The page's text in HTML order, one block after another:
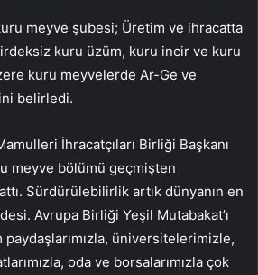
meyve şubesi; Üretim ve ihracatta
kuru üzüm, kuru incir ve kuru
kuru meyvelerde Ar-Ge ve
belirledi.
İhracatçıları Birliği Başkanı
meyve bölümü geçmişten
Sürdürülebilirlik artık dünyanın en
Avrupa Birliği Yeşil Mutabakat’ı
paydaşlarımızla, üniversitelerimizle,
oda ve borsalarımızla çok